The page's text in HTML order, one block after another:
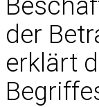
der
erklärt